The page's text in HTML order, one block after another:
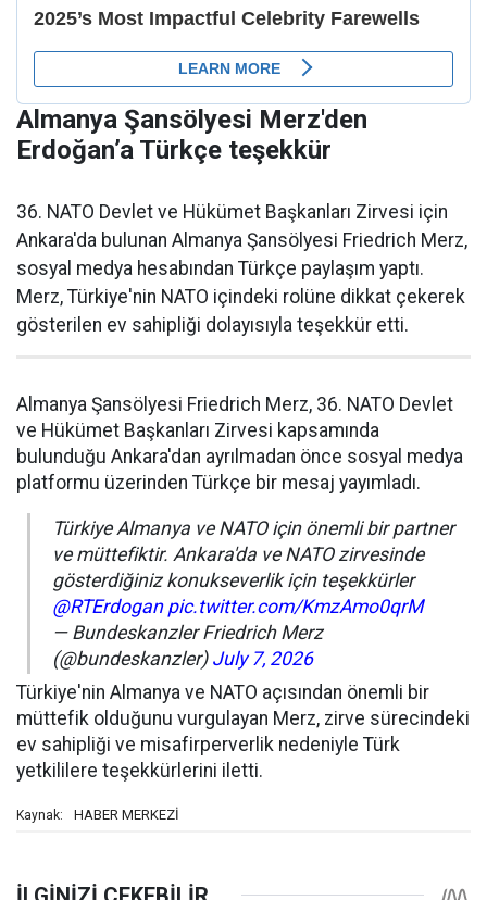
Almanya Şansölyesi Merz'den
Erdoğan’a Türkçe teşekkür
36. NATO Devlet ve Hükümet Başkanları Zirvesi için
Ankara'da bulunan Almanya Şansölyesi Friedrich Merz,
sosyal medya hesabından Türkçe paylaşım yaptı.
Merz, Türkiye'nin NATO içindeki rolüne dikkat çekerek
gösterilen ev sahipliği dolayısıyla teşekkür etti.
Almanya Şansölyesi Friedrich Merz, 36. NATO Devlet
ve Hükümet Başkanları Zirvesi kapsamında
bulunduğu Ankara'dan ayrılmadan önce sosyal medya
platformu üzerinden Türkçe bir mesaj yayımladı.
Türkiye Almanya ve NATO için önemli bir partner
ve müttefiktir. Ankara'da ve NATO zirvesinde
gösterdiğiniz konukseverlik için teşekkürler
@RTErdogan pic.twitter.com/KmzAmo0qrM
— Bundeskanzler Friedrich Merz
(@bundeskanzler) July 7, 2026
Türkiye'nin Almanya ve NATO açısından önemli bir
müttefik olduğunu vurgulayan Merz, zirve sürecindeki
ev sahipliği ve misafirperverlik nedeniyle Türk
yetkililere teşekkürlerini iletti.
Kaynak: HABER MERKEZİ